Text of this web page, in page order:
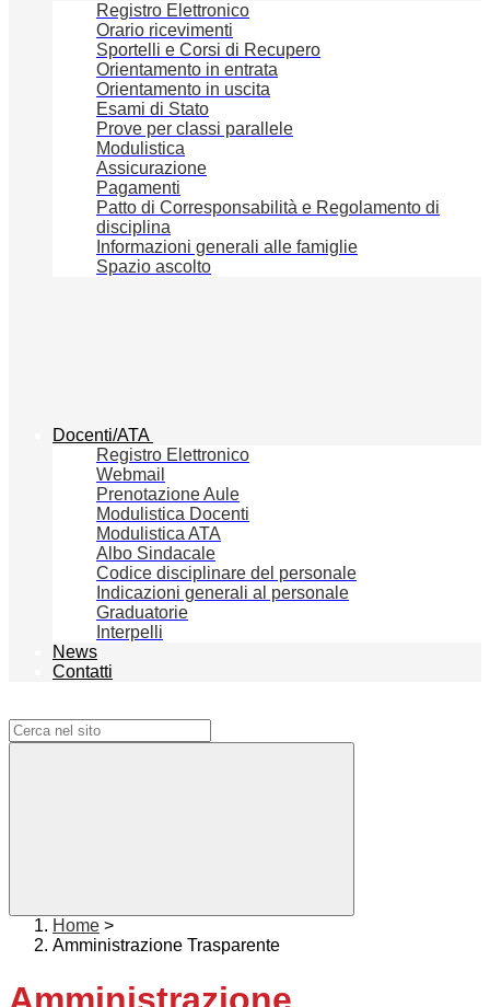
Registro Elettronico
Orario ricevimenti
Sportelli e Corsi di Recupero
Orientamento in entrata
Orientamento in uscita
Esami di Stato
Prove per classi parallele
Modulistica
Assicurazione
Pagamenti
Patto di Corresponsabilità e Regolamento di
disciplina
Informazioni generali alle famiglie
Spazio ascolto
Docenti/ATA
Registro Elettronico
Webmail
Prenotazione Aule
Modulistica Docenti
Modulistica ATA
Albo Sindacale
Codice disciplinare del personale
Indicazioni generali al personale
Graduatorie
Interpelli
News
Contatti
Home >
Amministrazione Trasparente
Amministrazione